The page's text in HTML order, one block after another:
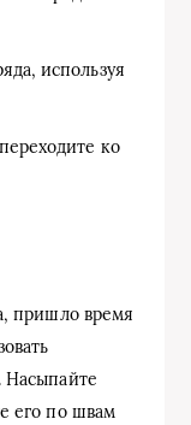
используя
ко
пришло время
Насыпайте
его по швам